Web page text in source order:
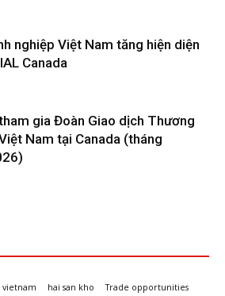
nghiệp Việt Nam tăng hiện diện
Canada
gia Đoàn Giao dịch Thương
Nam tại Canada (tháng
vietnam hai san kho Trade opportunities